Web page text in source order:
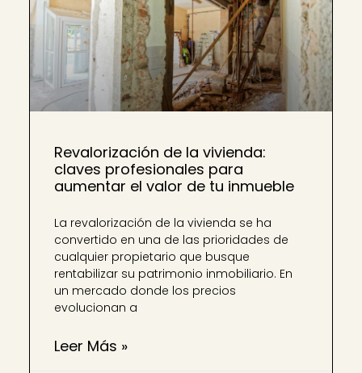
Revalorización de la vivienda:
claves profesionales para
aumentar el valor de tu inmueble
La revalorización de la vivienda se ha
convertido en una de las prioridades de
cualquier propietario que busque
rentabilizar su patrimonio inmobiliario. En
un mercado donde los precios
evolucionan a
Leer Más »